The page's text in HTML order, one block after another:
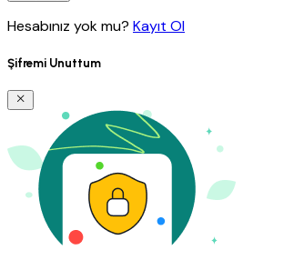
Hesabınız yok mu? Kayıt Ol
Şifremi Unuttum